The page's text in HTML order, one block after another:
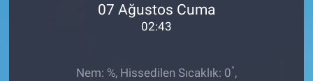
07 Ağustos Cuma
02:43
Nem: %, Hissedilen Sıcaklık: 0°,